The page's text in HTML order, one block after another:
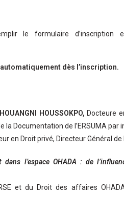
le formulaire d’inscription
dès l’inscription.
HOUSSOKPO, Docteure
la Documentation de l’ERSUMA par
en Droit privé, Directeur Général de
dans l’espace OHADA : de
et du Droit des affaires